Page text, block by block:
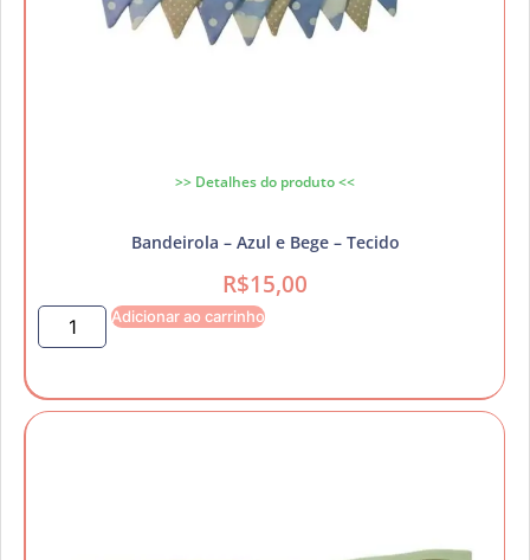
>> Detalhes do produto <<
Bandeirola – Azul e Bege – Tecido
R$15,00
Adicionar ao carrinho